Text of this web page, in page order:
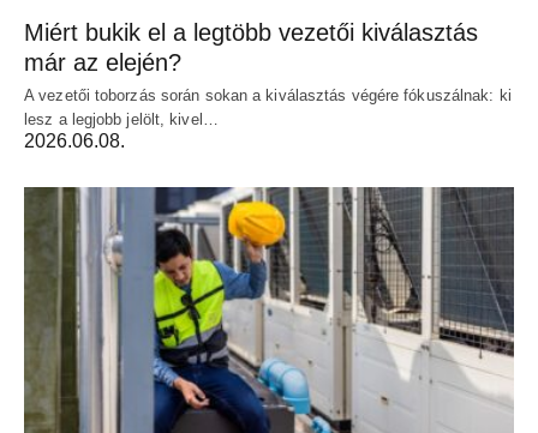
Miért bukik el a legtöbb vezetői kiválasztás
már az elején?
A vezetői toborzás során sokan a kiválasztás végére fókuszálnak: ki
lesz a legjobb jelölt, kivel…
2026.06.08.